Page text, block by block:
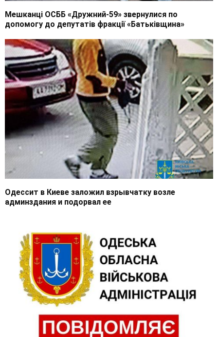
Мешканці ОСББ «Дружний-59» звернулися по
допомогу до депутатів фракції «Батьківщина»
Одессит в Киеве заложил взрывчатку возле
админздания и подорвал ее